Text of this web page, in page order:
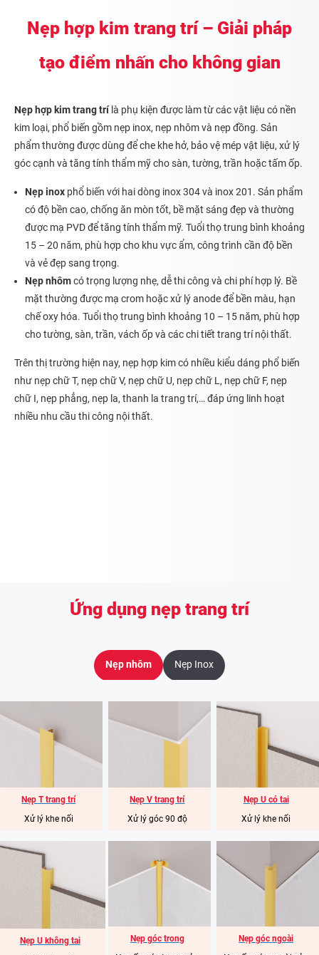
Nẹp hợp kim trang trí – Giải pháp
tạo điểm nhấn cho không gian
Nẹp hợp kim trang trílà phụ kiện được làm từ các vật liệu có nền
kim loại, phổ biến gồm nẹp inox, nẹp nhôm và nẹp đồng. Sản
phẩm thường được dùng để che khe hở, bảo vệ mép vật liệu, xử lý
góc cạnh và tăng tính thẩm mỹ cho sàn, tường, trần hoặc tấm ốp.
Nẹp inox phổ biến với hai dòng inox 304 và inox 201. Sản phẩm
có độ bền cao, chống ăn mòn tốt, bề mặt sáng đẹp và thường
được mạ PVD để tăng tính thẩm mỹ. Tuổi thọ trung bình khoảng
15 – 20 năm, phù hợp cho khu vực ẩm, công trình cần độ bền
và vẻ đẹp sang trọng.
Nẹp nhômcó trọng lượng nhẹ, dễ thi công và chi phí hợp lý. Bề
mặt thường được mạ crom hoặc xử lý anode để bền màu, hạn
chế oxy hóa. Tuổi thọ trung bình khoảng 10 – 15 năm, phù hợp
cho tường, sàn, trần, vách ốp và các chi tiết trang trí nội thất.
Trên thị trường hiện nay, nẹp hợp kim có nhiều kiểu dáng phổ biến
như nẹp chữ T, nẹp chữ V, nẹp chữ U, nẹp chữ L, nẹp chữ F, nẹp
chữ I, nẹp phẳng, nẹp la, thanh la trang trí,… đáp ứng linh hoạt
nhiều nhu cầu thi công nội thất.
Ứng dụng nẹp trang trí
Nẹp nhôm Nẹp Inox
Nẹp T trang trí
Xử lý khe nối
Nẹp V trang trí
Xử lý góc 90 độ
Nẹp U có tai
Xử lý khe nối
Nẹp U không tai
Nẹp góc trong
Nẹp góc ngoài